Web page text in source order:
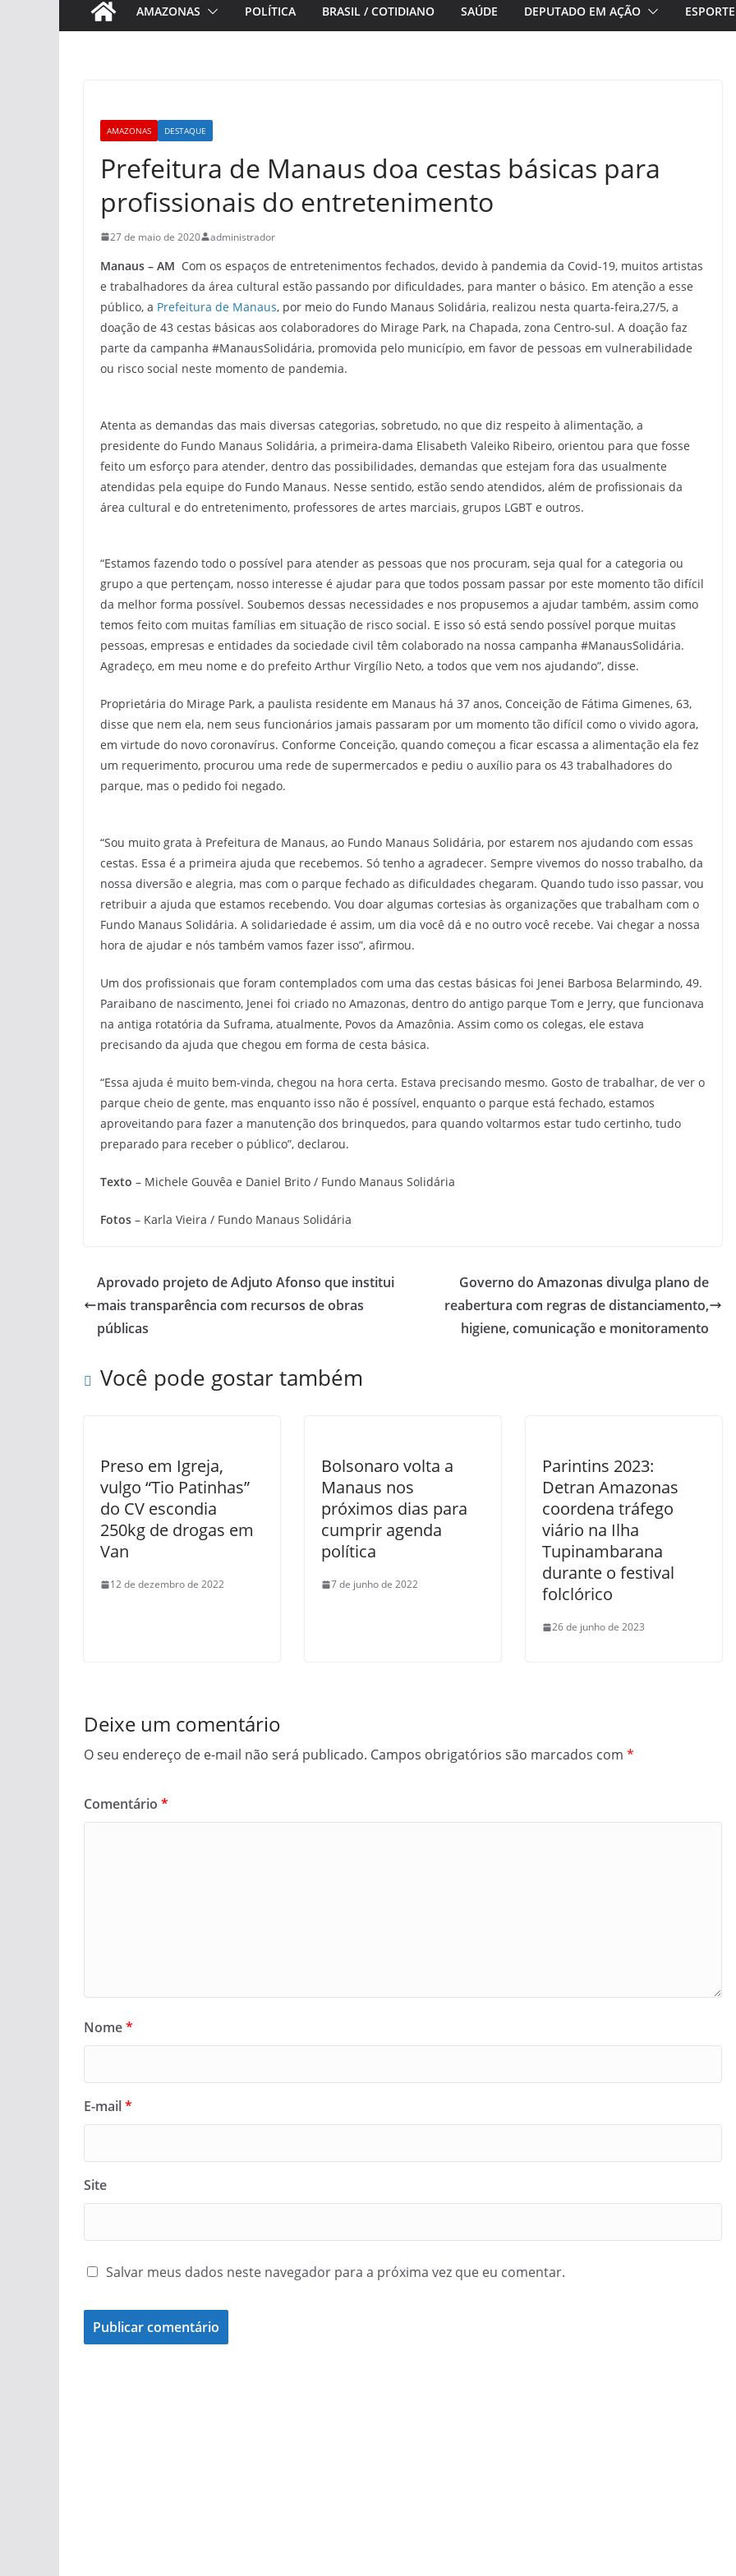
AMAZONAS POLÍTICA BRASIL / COTIDIANO SAÚDE DEPUTADO EM AÇÃO ESPORTE
AMAZONAS DESTAQUE
Prefeitura de Manaus doa cestas básicas para
profissionais do entretenimento
27 de maio de 2020 administrador
Manaus – AM Com os espaços de entretenimentos fechados, devido à pandemia da Covid-19, muitos artistas
e trabalhadores da área cultural estão passando por dificuldades, para manter o básico. Em atenção a esse
público, a Prefeitura de Manaus, por meio do Fundo Manaus Solidária, realizou nesta quarta-feira,27/5, a
doação de 43 cestas básicas aos colaboradores do Mirage Park, na Chapada, zona Centro-sul. A doação faz
parte da campanha #ManausSolidária, promovida pelo município, em favor de pessoas em vulnerabilidade
ou risco social neste momento de pandemia.
Atenta as demandas das mais diversas categorias, sobretudo, no que diz respeito à alimentação, a
presidente do Fundo Manaus Solidária, a primeira-dama Elisabeth Valeiko Ribeiro, orientou para que fosse
feito um esforço para atender, dentro das possibilidades, demandas que estejam fora das usualmente
atendidas pela equipe do Fundo Manaus. Nesse sentido, estão sendo atendidos, além de profissionais da
área cultural e do entretenimento, professores de artes marciais, grupos LGBT e outros.
“Estamos fazendo todo o possível para atender as pessoas que nos procuram, seja qual for a categoria ou
grupo a que pertençam, nosso interesse é ajudar para que todos possam passar por este momento tão difícil
da melhor forma possível. Soubemos dessas necessidades e nos propusemos a ajudar também, assim como
temos feito com muitas famílias em situação de risco social. E isso só está sendo possível porque muitas
pessoas, empresas e entidades da sociedade civil têm colaborado na nossa campanha #ManausSolidária.
Agradeço, em meu nome e do prefeito Arthur Virgílio Neto, a todos que vem nos ajudando”, disse.
Proprietária do Mirage Park, a paulista residente em Manaus há 37 anos, Conceição de Fátima Gimenes, 63,
disse que nem ela, nem seus funcionários jamais passaram por um momento tão difícil como o vivido agora,
em virtude do novo coronavírus. Conforme Conceição, quando começou a ficar escassa a alimentação ela fez
um requerimento, procurou uma rede de supermercados e pediu o auxílio para os 43 trabalhadores do
parque, mas o pedido foi negado.
“Sou muito grata à Prefeitura de Manaus, ao Fundo Manaus Solidária, por estarem nos ajudando com essas
cestas. Essa é a primeira ajuda que recebemos. Só tenho a agradecer. Sempre vivemos do nosso trabalho, da
nossa diversão e alegria, mas com o parque fechado as dificuldades chegaram. Quando tudo isso passar, vou
retribuir a ajuda que estamos recebendo. Vou doar algumas cortesias às organizações que trabalham com o
Fundo Manaus Solidária. A solidariedade é assim, um dia você dá e no outro você recebe. Vai chegar a nossa
hora de ajudar e nós também vamos fazer isso”, afirmou.
Um dos profissionais que foram contemplados com uma das cestas básicas foi Jenei Barbosa Belarmindo, 49.
Paraibano de nascimento, Jenei foi criado no Amazonas, dentro do antigo parque Tom e Jerry, que funcionava
na antiga rotatória da Suframa, atualmente, Povos da Amazônia. Assim como os colegas, ele estava
precisando da ajuda que chegou em forma de cesta básica.
“Essa ajuda é muito bem-vinda, chegou na hora certa. Estava precisando mesmo. Gosto de trabalhar, de ver o
parque cheio de gente, mas enquanto isso não é possível, enquanto o parque está fechado, estamos
aproveitando para fazer a manutenção dos brinquedos, para quando voltarmos estar tudo certinho, tudo
preparado para receber o público”, declarou.
Texto – Michele Gouvêa e Daniel Brito / Fundo Manaus Solidária
Fotos – Karla Vieira / Fundo Manaus Solidária
Aprovado projeto de Adjuto Afonso que institui
mais transparência com recursos de obras
públicas
Governo do Amazonas divulga plano de
reabertura com regras de distanciamento,
higiene, comunicação e monitoramento
Você pode gostar também
Preso em Igreja,
vulgo “Tio Patinhas”
do CV escondia
250kg de drogas em
Van
12 de dezembro de 2022
Bolsonaro volta a
Manaus nos
próximos dias para
cumprir agenda
política
7 de junho de 2022
Parintins 2023:
Detran Amazonas
coordena tráfego
viário na Ilha
Tupinambarana
durante o festival
folclórico
26 de junho de 2023
Deixe um comentário
O seu endereço de e-mail não será publicado. Campos obrigatórios são marcados com *
Comentário *
Nome*
E-mail*
Site
Salvar meus dados neste navegador para a próxima vez que eu comentar.